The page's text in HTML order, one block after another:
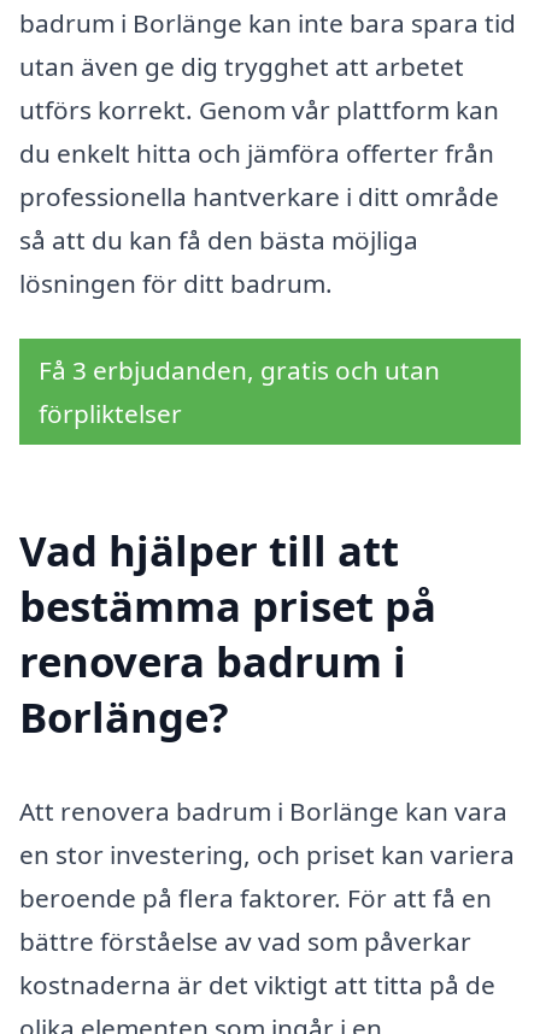
badrum i Borlänge kan inte bara spara tid
utan även ge dig trygghet att arbetet
utförs korrekt. Genom vår plattform kan
du enkelt hitta och jämföra offerter från
professionella hantverkare i ditt område
så att du kan få den bästa möjliga
lösningen för ditt badrum.
Få 3 erbjudanden, gratis och utan
förpliktelser
Vad hjälper till att
bestämma priset på
renovera badrum i
Borlänge?
Att renovera badrum i Borlänge kan vara
en stor investering, och priset kan variera
beroende på flera faktorer. För att få en
bättre förståelse av vad som påverkar
kostnaderna är det viktigt att titta på de